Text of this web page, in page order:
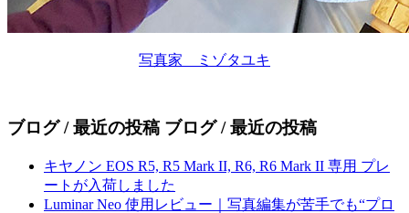
写真家 ミゾタユキ
ブログ / 最近の投稿 ブログ / 最近の投稿
キヤノン EOS R5, R5 Mark II, R6, R6 Mark II 専用 プレ
ートが入荷しました
Luminar Neo 使用レビュー｜写真編集が苦手でも“プロ